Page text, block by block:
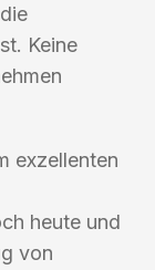
Keine
exzellenten
heute und
von